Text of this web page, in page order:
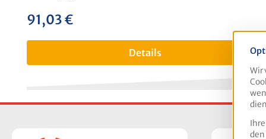
Absicherung von Markierungsarbeiten“ (Ausgabe
2021) des IVSt komplett enthalten.Da die RSA 21
indirekt Bestandteil der VwV-StVO sind, müssen sie
allen verkehrsrechtlichen Anordnungen der
Anwendern der „Richtlinien für die
regulärer preis:
91,03 €
Details
Wir